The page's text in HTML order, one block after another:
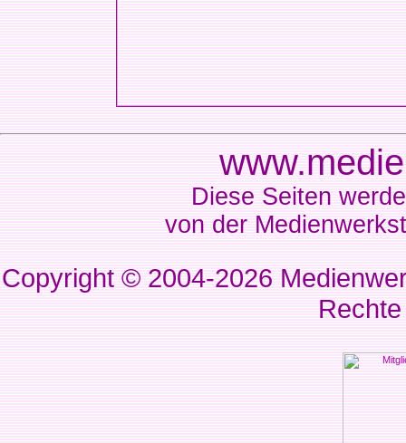
Diese Seiten
von der
Copyright © 2004-2026